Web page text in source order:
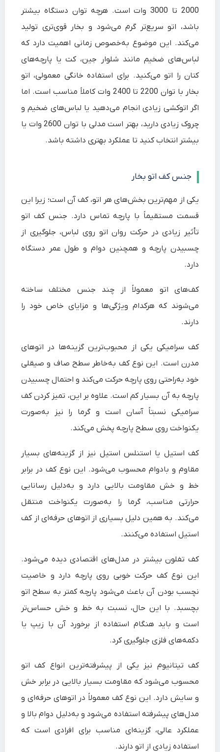
2000 تا 3000 وات است. هرچه توان دستگاه بیشتر
باشد، اتو سریع‌تر گرم می‌شود و بخار قوی‌تری تولید
می‌کند. این موضوع به‌خصوص زمانی اهمیت دارد که
لباس‌های ضخیم مانند شلوار جین، کت یا پارچه‌های
کتان را اتو می‌کنید. برای استفاده خانگی معمولی، اتو
بخار با توان 2200 تا 2400 وات کاملاً مناسب است. اما
اگر اتوکشی زیادی انجام می‌دهید یا لباس‌های ضخیم و
چروک زیادی دارید، بهتر است مدلی با توان 2600 وات یا
بیشتر انتخاب کنید تا عملکرد بهتری داشته باشد.
جنس کف اتو بخار
یکی از مهم‌ترین بخش‌های هر اتو، کف آن است؛ زیرا این
قسمت مستقیماً با پارچه تماس دارد. جنس کف اتو
تأثیر زیادی در حرکت روان اتو روی لباس، جلوگیری از
چسبیدن پارچه و همچنین دوام و طول عمر دستگاه
دارد.
کف‌های اتو معمولاً از چند جنس مختلف ساخته
می‌شوند که هرکدام ویژگی‌ها و مزایای خاص خود را
دارند.
کف سرامیکی یکی از محبوب‌ترین گزینه‌ها در اتوهای
مدرن است. این نوع کف به‌خاطر سطح صاف و صیقلی
خود به‌راحتی روی پارچه حرکت می‌کند و احتمال چسبیدن
پارچه به آن بسیار کم است. علاوه بر این، تمیز کردن کف
سرامیکی نسبتاً آسان است و گرما را نیز به‌صورت
یکنواخت روی سطح پارچه پخش می‌کند.
کف استیل یا استنلس استیل نیز از گزینه‌های بسیار
مقاوم و بادوام محسوب می‌شود. این نوع کف در برابر
خط و خش مقاومت بالایی دارد و به‌دلیل رسانایی
حرارتی مناسب، گرما را به‌صورت یکنواخت منتقل
می‌کند. به همین دلیل بسیاری از اتوهای حرفه‌ای از کف
استیل استفاده می‌کنند.
کف تفلون بیشتر در مدل‌های اقتصادی دیده می‌شود.
این نوع کف حرکت خوبی روی پارچه دارد و خاصیت
نچسب بودن آن باعث می‌شود پارچه کمتر به سطح اتو
بچسبد. با این حال، نسبت به خط و خش حساس‌تر
است و باید هنگام استفاده از برخورد آن با زیپ یا
دکمه‌های فلزی جلوگیری کرد.
کف تیتانیوم نیز یکی از پیشرفته‌ترین انواع کف اتو
محسوب می‌شود که مقاومت بسیار بالایی در برابر خش
و سایش دارد. این نوع کف معمولاً در اتوهای حرفه‌ای و
مدل‌های پیشرفته استفاده می‌شود و به‌دلیل دوام بالا و
عملکرد عالی، گزینه‌ای مناسب برای افرادی است که
استفاده زیادی از اتو دارند.